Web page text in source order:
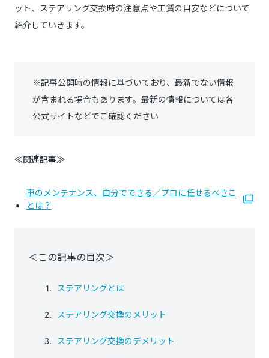
ット、ステアリング交換時の注意点や工賃の目安などについて
紹介していきます。
※記事公開時の情報に基づいており、最新でない情報
が含まれる場合もあります。最新の情報については各
公式サイトなどでご確認ください
≪関連記事≫
車のメンテナンス、自分でできる／プロに任せるべきこ
とは？
＜この記事の目次＞
ステアリングとは
ステアリング交換のメリット
ステアリング交換のデメリット